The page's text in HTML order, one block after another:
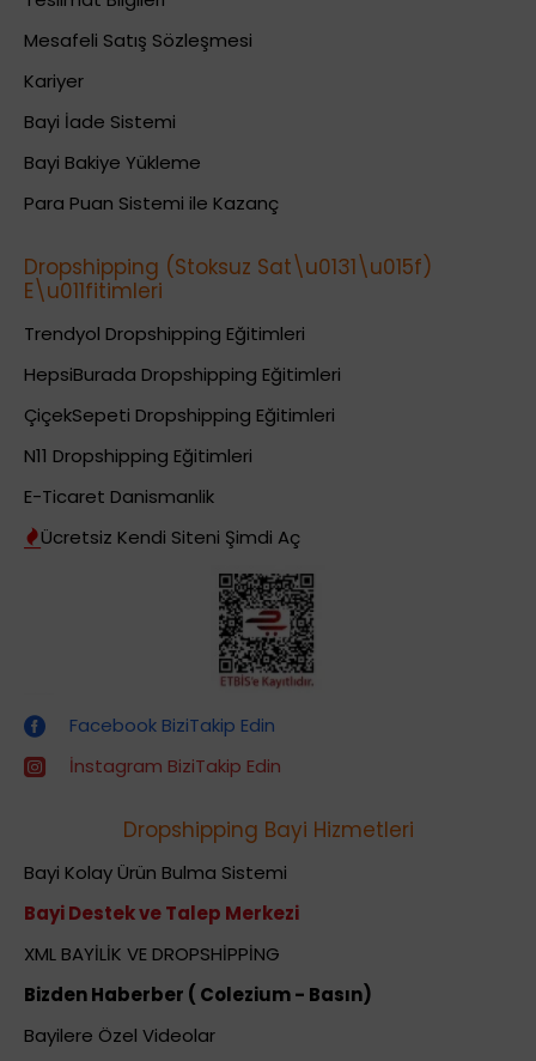
Mesafeli Satış Sözleşmesi
Kariyer
Bayi İade Sistemi
Bayi Bakiye Yükleme
Para Puan Sistemi ile Kazanç
Dropshipping (Stoksuz Sat\u0131\u015f)
E\u011fitimleri
Trendyol Dropshipping Eğitimleri
HepsiBurada Dropshipping Eğitimleri
ÇiçekSepeti Dropshipping Eğitimleri
N11 Dropshipping Eğitimleri
E-Ticaret Danismanlik
Ücretsiz Kendi Siteni Şimdi Aç
Facebook BiziTakip Edin
İnstagram BiziTakip Edin
Dropshipping Bayi Hizmetleri
Bayi Kolay Ürün Bulma Sistemi
Bayi Destek ve Talep Merkezi
XML BAYİLİK VE DROPSHİPPİNG
Bizden Haberber ( Colezium - Basın)
Bayilere Özel Videolar